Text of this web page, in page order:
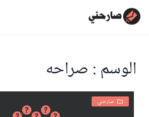
الوسم : صراحه
صارحني